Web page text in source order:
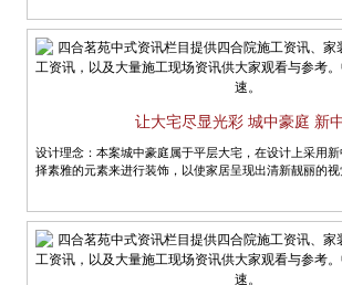
让大宅尽显光彩 城中豪庭 新
设计理念：本案城中豪庭属于平层大宅，在设计上采用
择素雅的元素来进行装饰，以使家居呈现出清新靓丽的视